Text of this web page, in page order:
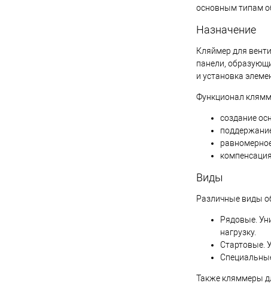
основным типам
Назначение
Кляймер для
панели,
и установка
Функционал
создание
Виды
Различные виды
Рядовые.
нагрузку.
Стартовые.
Также кляммеры